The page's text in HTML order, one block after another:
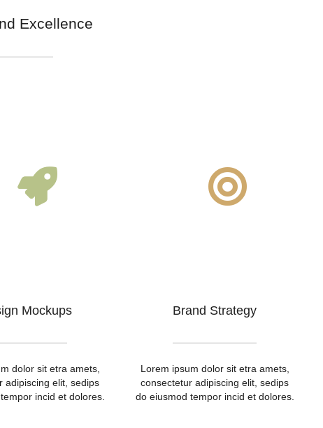
Excellence
Mockups
dolor sit etra amets,
adipiscing elit, sedips
incid et dolores.
Brand Strategy
Lorem ipsum dolor sit etra amets,
consectetur adipiscing elit, sedips
do eiusmod tempor incid et dolores.